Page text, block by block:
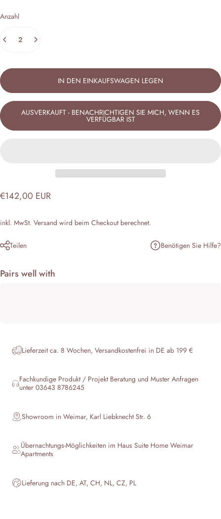
Anzahl
IN DEN EINKAUFSWAGEN LEGEN
AUSVERKAUFT - BENACHRICHTIGEN SIE MICH, WENN ES
VERFÜGBAR IST
€142,00 EUR
inkl. MwSt. Versand wird beim Checkout berechnet.
Teilen Benötigen Sie Hilfe?
Pairs well with
Lieferzeit ca. 8 Wochen, Versandkostenfrei in DE ab 199 €
Fachkundige Produkt / Projekt Beratung und Muster Anfragen
unter 03643 8786245
Showroom in Weimar, Karl Liebknecht Str. 6
Übernachtungs-Möglichkeiten im HausSuite Home Weimar
Apartments
Lieferung nach DE, AT, CH, NL, CZ, PL